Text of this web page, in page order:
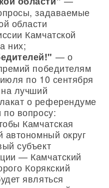
задаваемые
области
Камчатской
них;
— о
победителям
по 10 сентября
лучший
о референдуме
по вопросу:
Камчатская
автономный округ
субъект
— Камчатский
Корякский
являться